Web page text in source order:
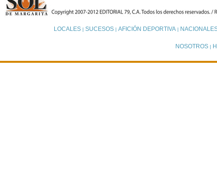
LOCALES| SUCESOS| AFICIÓN DEPORTIVA|
NOSOTROS |